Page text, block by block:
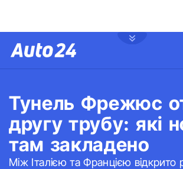
Тунель Фрежюс
другу трубу: які
там закладено
Між Італією та Францією відкрито